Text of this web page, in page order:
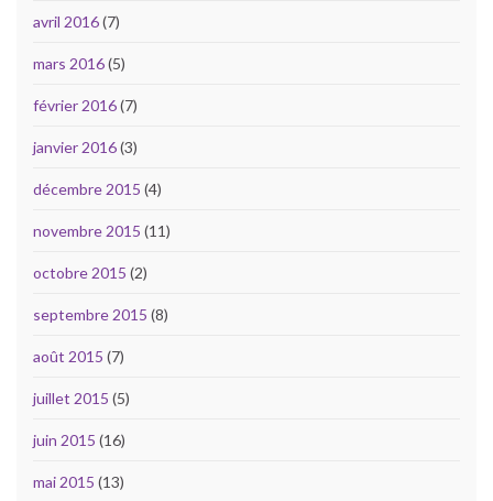
avril 2016(7)
mars 2016(5)
février 2016(7)
janvier 2016(3)
décembre 2015 (4)
novembre 2015 (11)
octobre 2015 (2)
septembre 2015 (8)
août 2015 (7)
juillet 2015 (5)
juin 2015 (16)
mai 2015 (13)